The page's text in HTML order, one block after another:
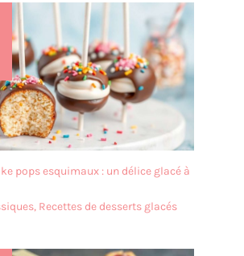
pops esquimaux : un délice glacé à
, Recettes de desserts glacés